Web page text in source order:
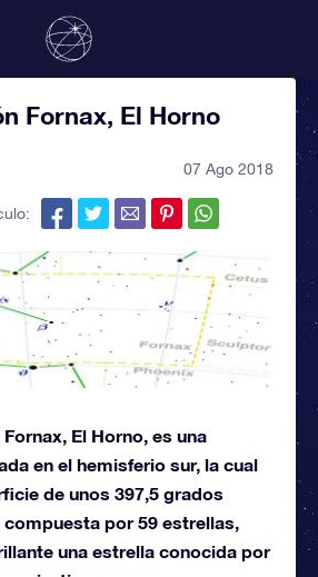
Fornax, El Horno
07 Ago 2018
El Horno, es una
en el hemisferio sur, la cual
de unos 397,5 grados
por 59 estrellas,
una estrella conocida por